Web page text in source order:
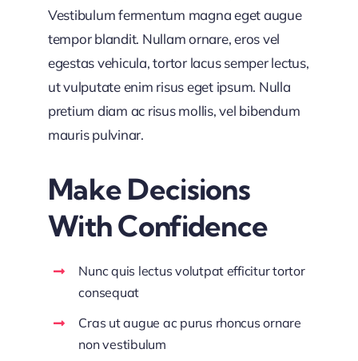
Vestibulum fermentum magna eget augue
tempor blandit. Nullam ornare, eros vel
egestas vehicula, tortor lacus semper lectus,
ut vulputate enim risus eget ipsum. Nulla
pretium diam ac risus mollis, vel bibendum
mauris pulvinar.
Make Decisions
With Confidence
Nunc quis lectus volutpat efficitur tortor
consequat
Cras ut augue ac purus rhoncus ornare
non vestibulum